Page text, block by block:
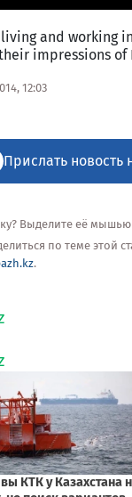
living and working
impressions of
12:03
Прислать новость
Выделите её мышью
по теме этой
.